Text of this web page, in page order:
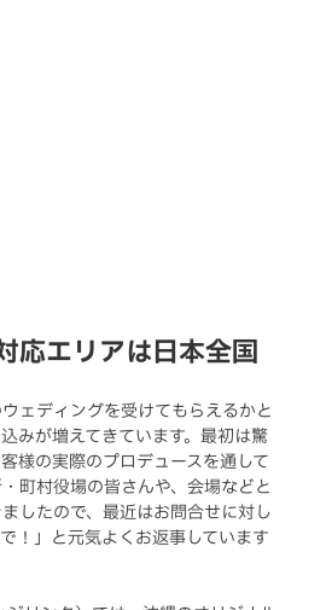
応エリアは日本全国
ェディングを受けてもらえるかと
みが増えてきています。最初は驚
様の実際のプロデュースを通して
町村役場の皆さんや、会場などと
したので、最近はお問合せに対し
！」と元気よくお返事しています